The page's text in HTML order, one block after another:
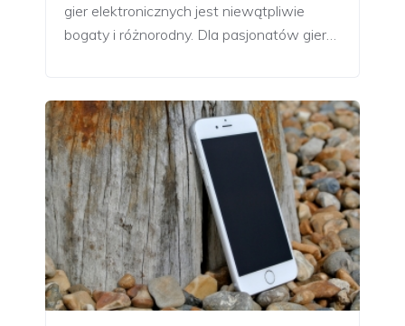
gier elektronicznych jest niewątpliwie
bogaty i różnorodny. Dla pasjonatów gier…